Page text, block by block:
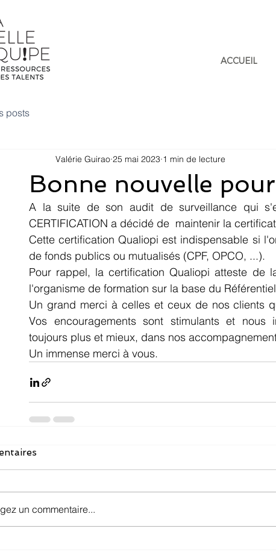
ACCUEIL
posts
Bonne nouvelle
Valérie Guirao 25 mai 2023 1 min de lecture
A la suite de son audit de surveillance qui
CERTIFICATION a décidé de  maintenir la
Cette certification Qualiopi est indispensable si
de fonds publics ou mutualisés (CPF, OPCO, ...).
Pour rappel, la certification Qualiopi atteste de
l'organisme de formation sur la base du
Un grand merci à celles et ceux de nos clients
Vos encouragements sont stimulants et nous
toujours plus et mieux, dans nos
Un immense merci à vous.
un commentaire...